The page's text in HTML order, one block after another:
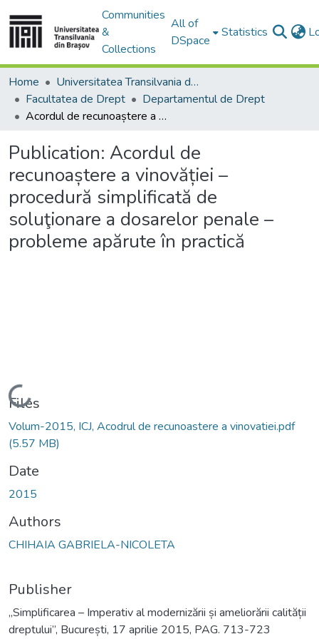
Communities
&
Collections
All of
DSpace
Statistics
Home
Universitatea Transilvania din Brasov
Facultatea de Drept
Departamentul de Drept
Acordul de recunoaștere a vinovăției – procedură simplificată de soluţionare a dosarelor penale – probleme apărute în practică
Publication: Acordul de
recunoaștere a vinovăției –
procedură simplificată de
soluţionare a dosarelor penale –
probleme apărute în practică
Loading...
Files
Volum-2015, ICJ, Acodrul de recunoastere a vinovatiei.pdf
(5.57 MB)
Date
2015
Authors
CHIHAIA GABRIELA-NICOLETA
Publisher
„Simplificarea – Imperativ al modernizării și ameliorării calității
dreptului”, București, 17 aprilie 2015, PAG. 713-723